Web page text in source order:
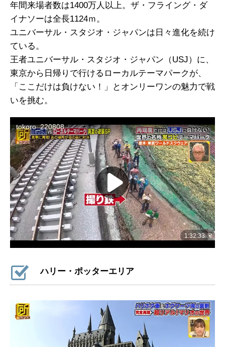
年間来場者数は1400万人以上。ザ・フライング・ダ
イナソーは全長1124ｍ。
ユニバーサル・スタジオ・ジャパンは日々進化を続け
ている。
王者ユニバーサル・スタジオ・ジャパン（USJ）に、
東京から日帰りで行けるローカルテーマパークが、
「ここだけは負けない！」とオンリーワンの魅力で戦
いを挑む。
ハリー・ポッターエリア